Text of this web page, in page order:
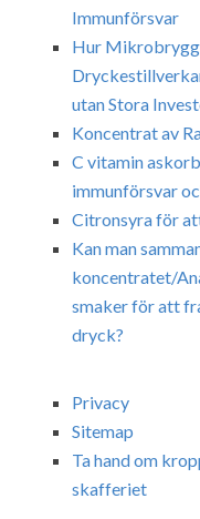
Immunförsvar
Hur
utan Stora
Koncentrat av
C vitamin
immunförsvar
Citronsyra för
Kan man
koncentratet/
smaker för att
dryck?
Privacy
Sitemap
Ta hand om
skafferiet